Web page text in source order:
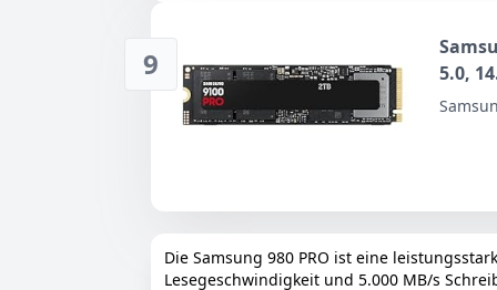
9
5.0,
Die Samsung 980 PRO ist eine
Lesegeschwindigkeit und 5.000 MB/s